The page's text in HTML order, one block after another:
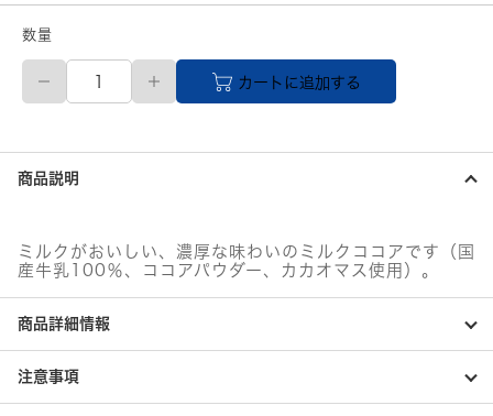
数量
伊
園
チ
ヤ
ス
ク
が
し
い
ミ
ル
ク
カートに追加する
商品説明
ミルクがおいしい、濃厚な味わいのミルクココアです（国
産牛乳100％、ココアパウダー、カカオマス使用）。
商品詳細情報
注意事項